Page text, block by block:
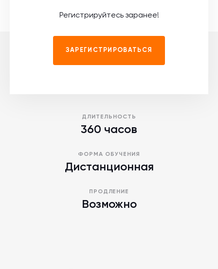
Регистрируйтесь заранее!
ЗАРЕГИСТРИРОВАТЬСЯ
ДЛИТЕЛЬНОСТЬ
360 часов
ФОРМА ОБУЧЕНИЯ
Дистанционная
ПРОДЛЕНИЕ
Возможно